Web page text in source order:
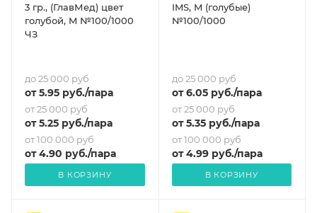
3 гр., (ГлавМед) цвет
голубой, M №100/1000
ЧЗ
до 25 000 руб
от5.95 руб./пара
от 25 000 руб
от5.25 руб./пара
от 100 000 руб
от4.90 руб./пара
В КОРЗИНУ
IMS, M (голубые)
№100/1000
до 25 000 руб
от6.05руб./пара
от 25 000 руб
от5.35руб./пара
от 100 000 руб
от4.99руб./пара
В КОРЗИНУ